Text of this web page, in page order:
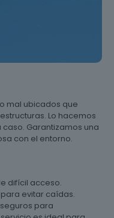
mal ubicados que
Lo hacemos
Garantizamos una
con el entorno.
difícil acceso.
evitar caídas.
para